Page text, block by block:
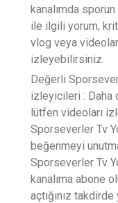
kanalımda sporun
ile ilgili yorum,
vlog veya
izleyebilirsiniz.
Değerli
izleyicileri : Daha
lütfen videoları
Sporseverler Tv
beğenmeyi
Sporseverler Tv
kanalıma abone
açtığınız takdirde